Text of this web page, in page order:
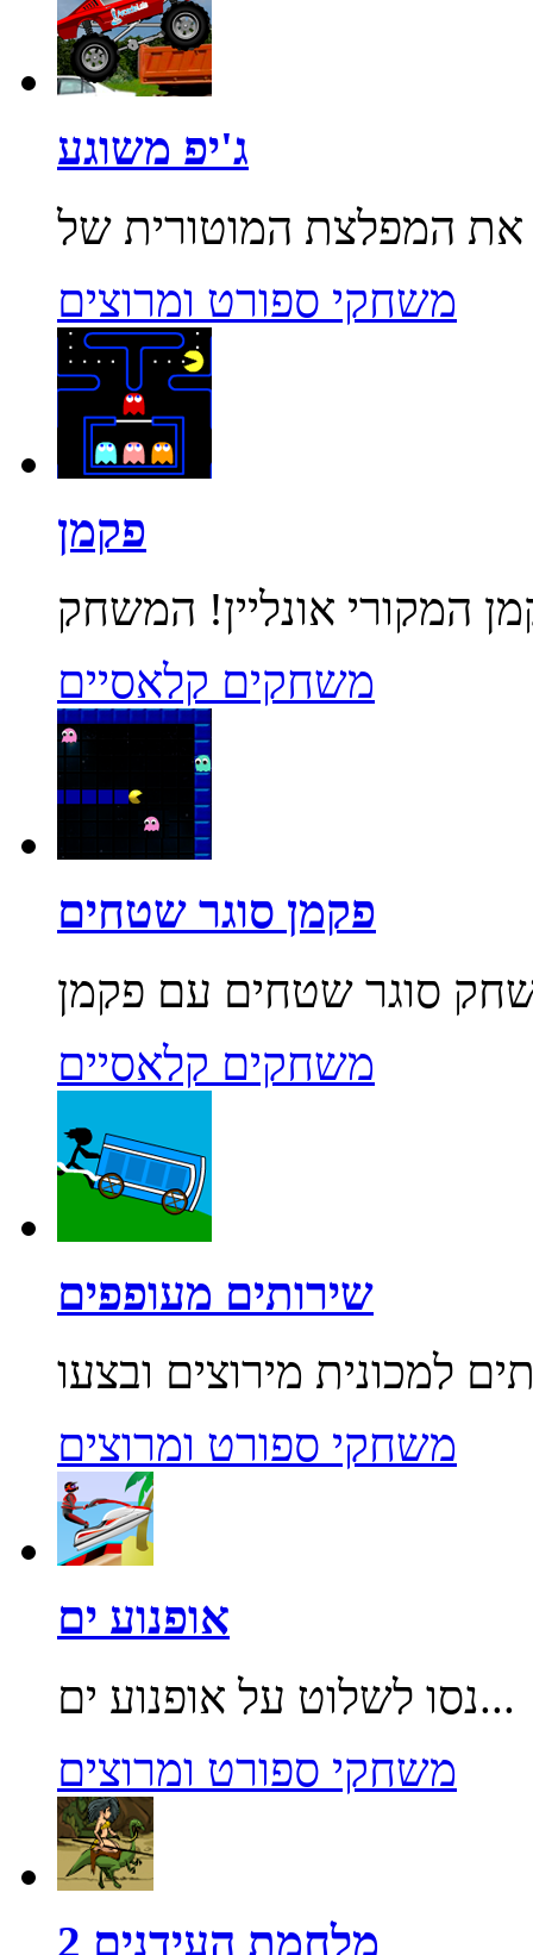
ג'יפ משוגע
משחקי ספורט ומרוצים
פקמן
משחקים קלאסיים
פקמן סוגר שטחים
משחקים קלאסיים
שירותים מעופפים
משחקי ספורט ומרוצים
אופנוע ים
נסו לשלוט על אופנוע ים...
משחקי ספורט ומרוצים
מלחמת העידנים 2